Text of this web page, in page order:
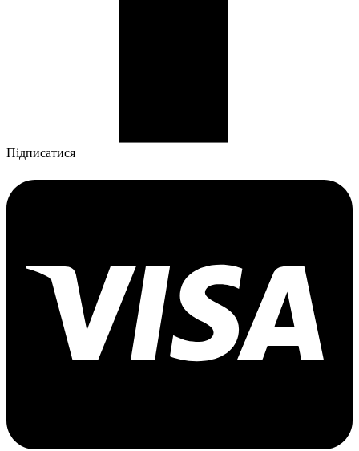
Підписатися